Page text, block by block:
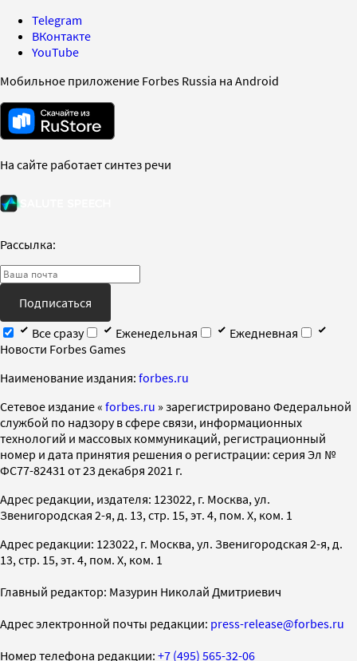
Telegram
ВКонтакте
YouTube
Мобильное приложение Forbes Russia на Android
На сайте работает синтез речи
Рассылка:
Подписаться
Все сразу
Еженедельная
Ежедневная
Новости Forbes Games
Наименование издания: forbes.ru
Cетевое издание « forbes.ru » зарегистрировано Федеральной
службой по надзору в сфере связи, информационных
технологий и массовых коммуникаций, регистрационный
номер и дата принятия решения о регистрации: серия Эл №
ФС77-82431 от 23 декабря 2021 г.
Адрес редакции, издателя: 123022, г. Москва, ул.
Звенигородская 2-я, д. 13, стр. 15, эт. 4, пом. X, ком. 1
Адрес редакции: 123022, г. Москва, ул. Звенигородская 2-я, д.
13, стр. 15, эт. 4, пом. X, ком. 1
Главный редактор: Мазурин Николай Дмитриевич
Адрес электронной почты редакции: press-release@forbes.ru
Номер телефона редакции: +7 (495) 565-32-06